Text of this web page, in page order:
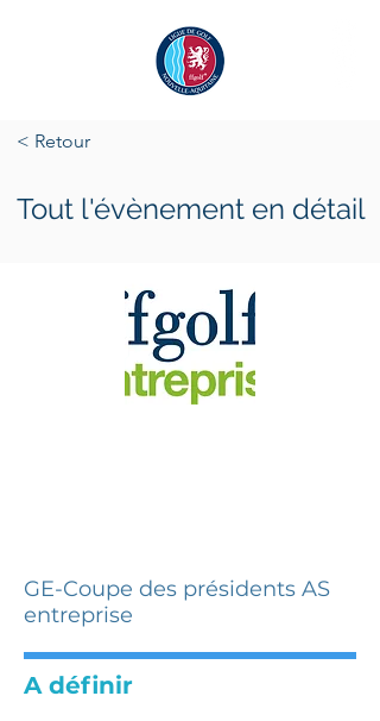
< Retour
Tout l'évènement en détail
GE-Coupe des présidents AS
entreprise
A définir